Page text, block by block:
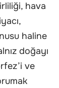
hava
haline
doğayı
ve